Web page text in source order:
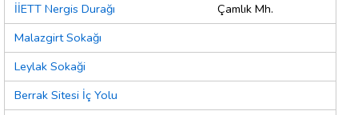
İİETT Nergis Durağı
Çamlık Mh.
Malazgirt Sokağı
Leylak Sokaği
Berrak Sitesi İç Yolu